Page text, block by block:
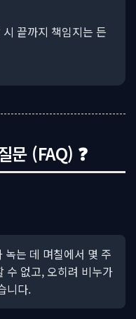
끝까지 책임지는 든
문 (FAQ) ❓
녹는 데 며칠에서 몇 주
수 없고, 오히려 비누가
니다.